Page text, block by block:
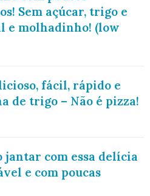
Sem açúcar, trigo e
e molhadinho! (low
fácil, rápido e
de trigo – Não é pizza!
jantar com essa delícia
e com poucas